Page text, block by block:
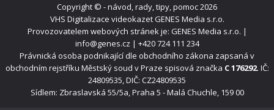
Copyright © - návod, rady, tipy, pomoc2026
VHS Digitalizace videokazetGENES Media s.r.o.
Provozovatelem webových stránek je: GENES Media s.r.o. |
info@genes.cz | +420 724 111 234
Právnická osoba podnikající dle obchodního zákona zapsaná v
obchodním rejstříku Městský soud v Praze spisová značka C 176292. IČ:
24809535, DIČ: CZ24809535
Sídlem: Zbraslavská 55/5a, Praha 5 - Malá Chuchle, 159 00